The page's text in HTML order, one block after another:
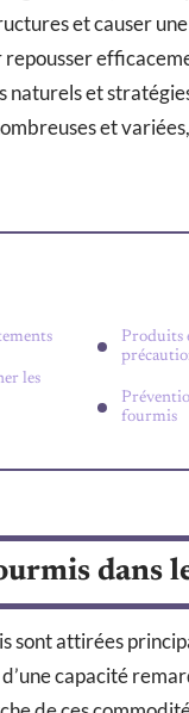
et causer
naturels et
et
les
Produits
fourmis
dans
sont attirées
capacité